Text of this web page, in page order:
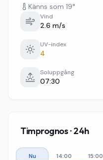
Känns som 19°
Vind
2.6 m/s
UV-index
4
Soluppgång
07:30
Timprognos · 24h
Nu 14:00 15:00